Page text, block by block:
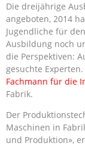
Die dreijährige
angeboten, 2014
Jugendliche für
Ausbildung noch
die Perspektiven:
gesuchte
Fachmann für die
Fabrik.
Der
Maschinen in
und Produktion»,